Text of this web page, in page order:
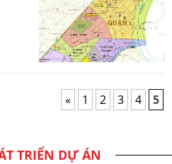
« 1 2 3 4 5
TRIỂN DỰ ÁN